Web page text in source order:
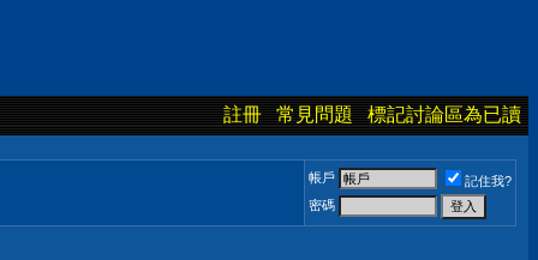
註冊 常見問題 標記討論區為已讀
帳戶
記住我?
密碼